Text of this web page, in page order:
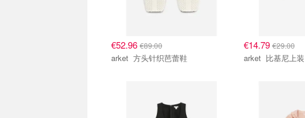
€52.96 €89.00
arket 方头针织芭蕾鞋
€14.79€29.00
arket 比基尼上装